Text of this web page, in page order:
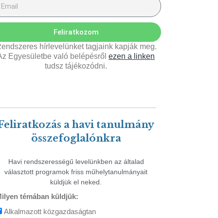
Feliratkozom
hírlevelünket tagjaink kapják meg.
Egyesületbe való belépésről ezen a linken
tudsz tájékozódni.
a havi tanulmány
összefoglalónkra
Havi rendszerességű levelünkben az általad
választott programok friss műhelytanulmányait
küldjük el neked.
témában küldjük:
Alkalmazott közgazdaságtan